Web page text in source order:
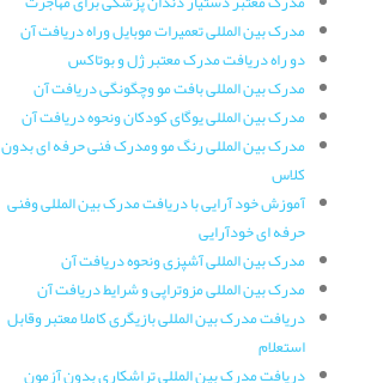
مدرک بین المللی تعمیرات موبایل وراه دریافت آن
دو راه دریافت مدرک معتبر ژل و بوتاکس
مدرک بین المللی بافت مو وچگونگی دریافت آن
مدرک بین المللی یوگای کودکان ونحوه دریافت آن
مدرک بین المللی رنگ مو ومدرک فنی حرفه ای بدون
کلاس
آموزش خود آرایی با دریافت مدرک بین المللی وفنی
حرفه ای خودآرایی
مدرک بین المللی آشپزی ونحوه دریافت آن
مدرک بین المللی مزوتراپی و شرایط دریافت آن
دریافت مدرک بین المللی بازیگری کاملا معتبر وقابل
استعلام
دریافت مدرک بین المللی تراشکاری بدون آزمون